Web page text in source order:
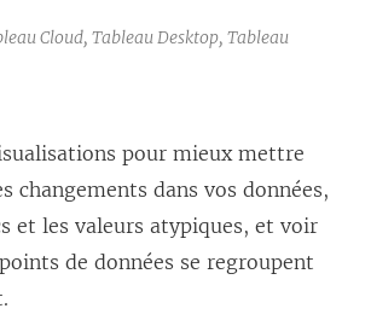
Cloud, Tableau Desktop, Tableau
pour mieux mettre
changements dans vos données,
et les valeurs atypiques, et voir
de données se regroupent